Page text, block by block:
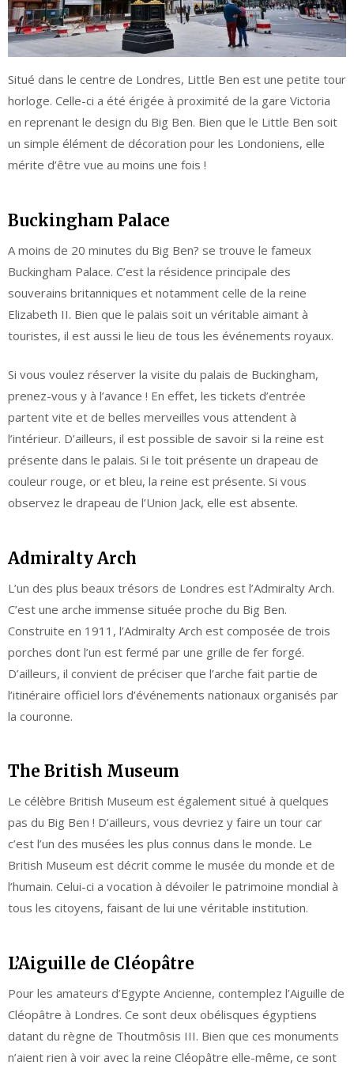
Situé dans le centre de Londres, Little Ben est une petite tour
horloge. Celle-ci a été érigée à proximité de la gare Victoria
en reprenant le design du Big Ben. Bien que le Little Ben soit
un simple élément de décoration pour les Londoniens, elle
mérite d’être vue au moins une fois !
Buckingham Palace
A moins de 20 minutes du Big Ben? se trouve le fameux
Buckingham Palace. C’est la résidence principale des
souverains britanniques et notamment celle de la reine
Elizabeth II. Bien que le palais soit un véritable aimant à
touristes, il est aussi le lieu de tous les événements royaux.
Si vous voulez réserver la visite du palais de Buckingham,
prenez-vous y à l’avance ! En effet, les tickets d’entrée
partent vite et de belles merveilles vous attendent à
l’intérieur. D’ailleurs, il est possible de savoir si la reine est
présente dans le palais. Si le toit présente un drapeau de
couleur rouge, or et bleu, la reine est présente. Si vous
observez le drapeau de l’Union Jack, elle est absente.
Admiralty Arch
L’un des plus beaux trésors de Londres est l’Admiralty Arch.
C’est une arche immense située proche du Big Ben.
Construite en 1911, l’Admiralty Arch est composée de trois
porches dont l’un est fermé par une grille de fer forgé.
D’ailleurs, il convient de préciser que l’arche fait partie de
l’itinéraire officiel lors d’événements nationaux organisés par
la couronne.
The British Museum
Le célèbre British Museum est également situé à quelques
pas du Big Ben ! D’ailleurs, vous devriez y faire un tour car
c’est l’un des musées les plus connus dans le monde. Le
British Museum est décrit comme le musée du monde et de
l’humain. Celui-ci a vocation à dévoiler le patrimoine mondial à
tous les citoyens, faisant de lui une véritable institution.
L’Aiguille de Cléopâtre
Pour les amateurs d’Egypte Ancienne, contemplez l’Aiguille de
Cléopâtre à Londres. Ce sont deux obélisques égyptiens
datant du règne de Thoutmôsis III. Bien que ces monuments
n’aient rien à voir avec la reine Cléopâtre elle-même, ce sont